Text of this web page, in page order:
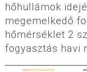
hőhullámok
megemelkedő
hőmérséklet 2
fogyasztás havi